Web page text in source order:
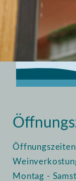
Montag -